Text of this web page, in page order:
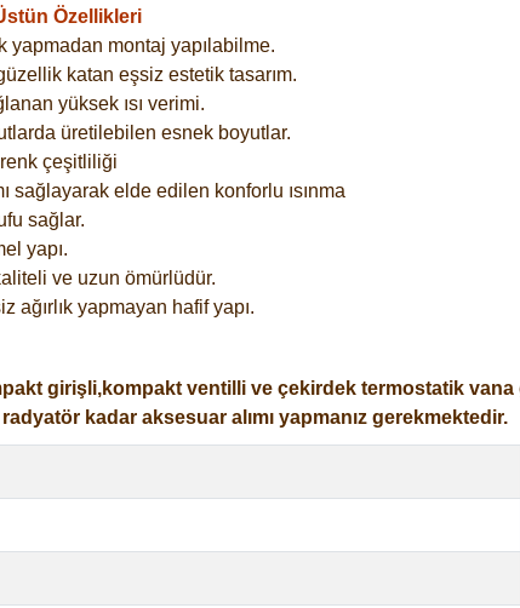
Özellikleri
montaj yapılabilme.
katan eşsiz estetik tasarım.
yüksek ısı verimi.
üretilebilen esnek boyutlar.
çeşitliliği
sağlayarak elde edilen konforlu ısınma
sağlar.
yapı.
ve uzun ömürlüdür.
ağırlık yapmayan hafif yapı.
girişli,kompakt ventilli ve çekirdek termostatik vana
kadar aksesuar alımı yapmanız gerekmektedir.